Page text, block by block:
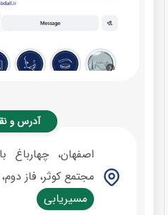
آدرس و
اصفهان، چهارباغ
مجتمع کوثر، فاز
مسیریابی